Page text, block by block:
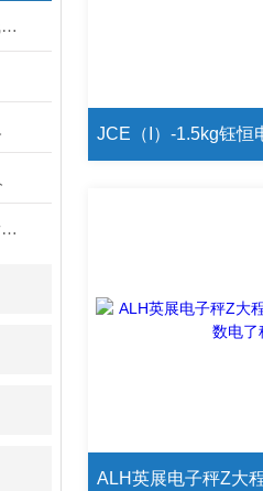
GX-400精密绿巨人视频在线观看官网
GF系列绿巨人视频在线观看官网